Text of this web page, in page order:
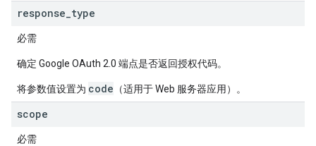
response type
必需
确定 Google OAuth 2.0 端点是否返回授权代码。
将参数值设置为 code （适用于 Web 服务器应用）。
scope
必需